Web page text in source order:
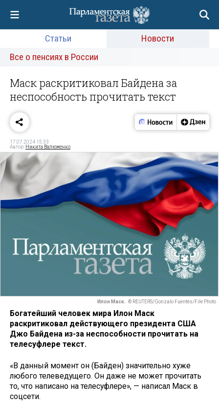
Статьи
Новости
Все о пенсиях в России
Маск раскритиковал Байдена за
неспособность прочитать текст
17.07.2024 15:33
Автор: Никита Валюженко
Илон Маск. © REUTERS/Gonzalo Fuentes/File Photo
Богатейший человек мира Илон Маск
раскритиковал действующего президента США
Джо Байдена из-за неспособности прочитать на
телесуфлере текст.
«В данный момент он (Байден) значительно хуже
любого телеведущего. Он даже не может прочитать
то, что написано на телесуфлере», — написал Маск в
соцсети.